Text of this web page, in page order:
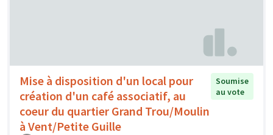
Mise à disposition d'un local pour
création d'un café associatif, au
coeur du quartier Grand Trou/Moulin
à Vent/Petite Guille
Soumise
au vote